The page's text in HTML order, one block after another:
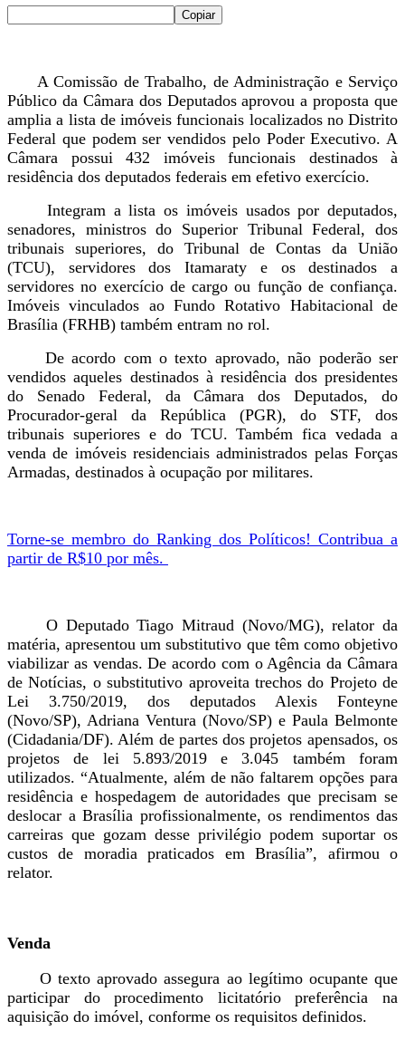
Copiar
A Comissão de Trabalho, de Administração e Serviço
Público da Câmara dos Deputados aprovou a proposta que
amplia a lista de imóveis funcionais localizados no Distrito
Federal que podem ser vendidos pelo Poder Executivo. A
Câmara possui 432 imóveis funcionais destinados à
residência dos deputados federais em efetivo exercício.
Integram a lista os imóveis usados por deputados,
senadores, ministros do Superior Tribunal Federal, dos
tribunais superiores, do Tribunal de Contas da União
(TCU), servidores dos Itamaraty e os destinados a
servidores no exercício de cargo ou função de confiança.
Imóveis vinculados ao Fundo Rotativo Habitacional de
Brasília (FRHB) também entram no rol.
De acordo com o texto aprovado, não poderão ser
vendidos aqueles destinados à residência dos presidentes
do Senado Federal, da Câmara dos Deputados, do
Procurador-geral da República (PGR), do STF, dos
tribunais superiores e do TCU. Também fica vedada a
venda de imóveis residenciais administrados pelas Forças
Armadas, destinados à ocupação por militares.
Torne-se membro do Ranking dos Políticos! Contribua a
partir de R$10 por mês.
O Deputado Tiago Mitraud (Novo/MG), relator da
matéria, apresentou um substitutivo que têm como objetivo
viabilizar as vendas. De acordo com o Agência da Câmara
de Notícias, o substitutivo aproveita trechos do Projeto de
Lei 3.750/2019, dos deputados Alexis Fonteyne
(Novo/SP), Adriana Ventura (Novo/SP) e Paula Belmonte
(Cidadania/DF). Além de partes dos projetos apensados, os
projetos de lei 5.893/2019 e 3.045 também foram
utilizados. “Atualmente, além de não faltarem opções para
residência e hospedagem de autoridades que precisam se
deslocar a Brasília profissionalmente, os rendimentos das
carreiras que gozam desse privilégio podem suportar os
custos de moradia praticados em Brasília”, afirmou o
relator.
Venda
O texto aprovado assegura ao legítimo ocupante que
participar do procedimento licitatório preferência na
aquisição do imóvel, conforme os requisitos definidos.